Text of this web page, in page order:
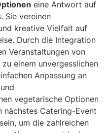
eine Antwort auf
. Sie vereinen
kreative Vielfalt auf
Durch die Integration
Veranstaltungen von
einem unvergesslichen
Anpassung an
vegetarische Optionen
nächstes Catering-Event
um die zahlreichen